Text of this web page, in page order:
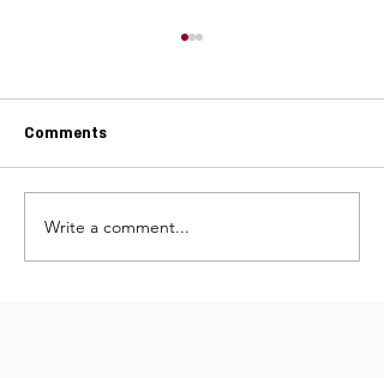
בראוניז שוקולד מריר (ללא
גלוטן)
Comments
Write a comment...